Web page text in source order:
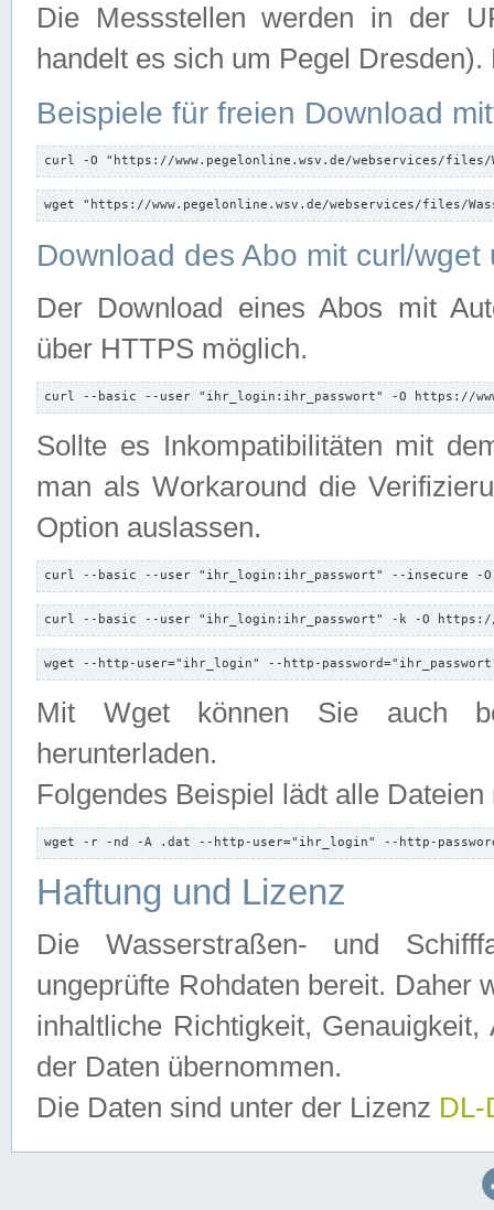
Die Messstellen werden in der
handelt es sich um Pegel
Beispiele für freien Download
curl -O "https://www.pegelonline.wsv.de/webservices/files/
wget "https://www.pegelonline.wsv.de/webservices/files/
Download des Abo mit curl/
Der Download eines Abos mit
über HTTPS möglich.
curl --basic --user "ihr_login:ihr_passwort" -O https://
Sollte es Inkompatibilitäten mit
man als Workaround die
Option auslassen.
curl --basic --user "ihr_login:ihr_passwort" --insecure -
curl --basic --user "ihr_login:ihr_passwort" -k -O https://
wget --http-user="ihr_login" --http-
Mit Wget können Sie auch
herunterladen.
Folgendes Beispiel lädt alle
wget -r -nd -A .dat --http-user="ihr_login" --http-
Haftung und Lizenz
Die Wasserstraßen- und
ungeprüfte Rohdaten bereit. Daher
inhaltliche Richtigkeit,
der Daten übernommen.
Die Daten sind unter der Lizenz